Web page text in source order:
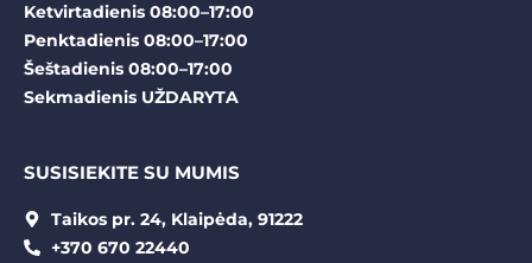
Ketvirtadienis 08:00–17:00
Penktadienis 08:00–17:00
Šeštadienis 08:00–17:00
Sekmadienis UŽDARYTA
SUSISIEKITE SU MUMIS
Taikos pr. 24, Klaipėda, 91222
+370 670 22440